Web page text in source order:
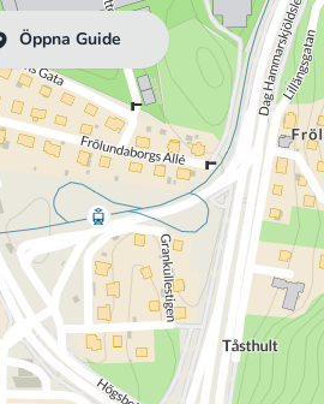
Öppna Guide